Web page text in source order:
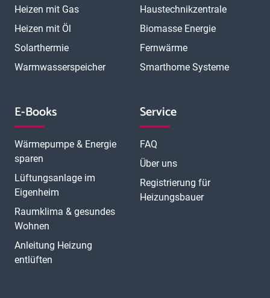
Heizen mit Gas
Heizen mit Öl
Solarthermie
Warmwasserspeicher
Haustechnikzentrale
Biomasse Energie
Fernwärme
Smarthome Systeme
E-Books
Wärmepumpe & Energie
sparen
Lüftungsanlage im
Eigenheim
Raumklima & gesundes
Wohnen
Anleitung Heizung
entlüften
Service
FAQ
Über uns
Registrierung für
Heizungsbauer